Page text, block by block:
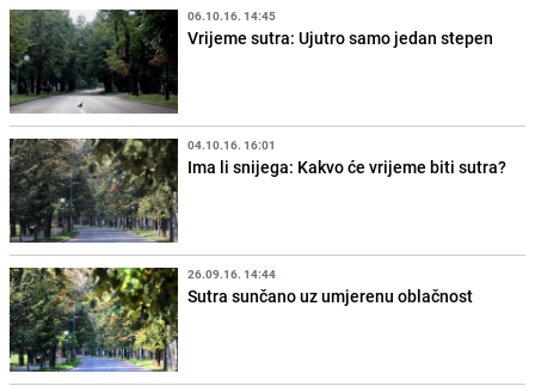
06.10.16. 14:45
Vrijeme sutra: Ujutro samo jedan stepen
04.10.16. 16:01
Ima li snijega: Kakvo će vrijeme biti sutra?
26.09.16. 14:44
Sutra sunčano uz umjerenu oblačnost